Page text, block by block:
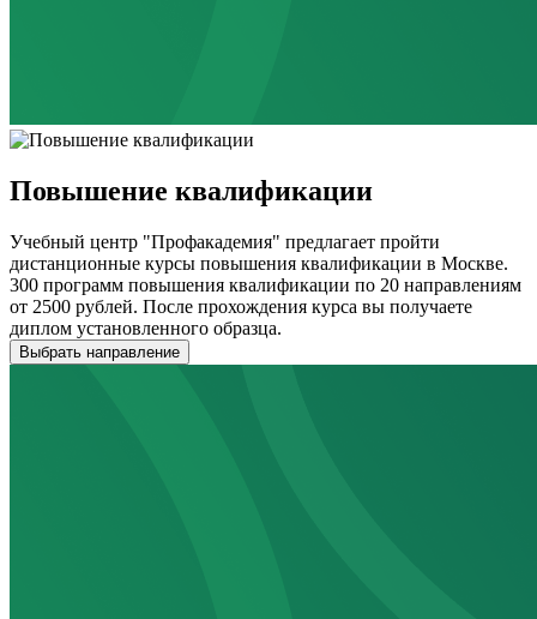
Повышение квалификации
Учебный центр "Профакадемия" предлагает пройти
дистанционные курсы повышения квалификации в Москве.
300 программ повышения квалификации по 20 направлениям
от 2500 рублей. После прохождения курса вы получаете
диплом установленного образца.
Выбрать направление